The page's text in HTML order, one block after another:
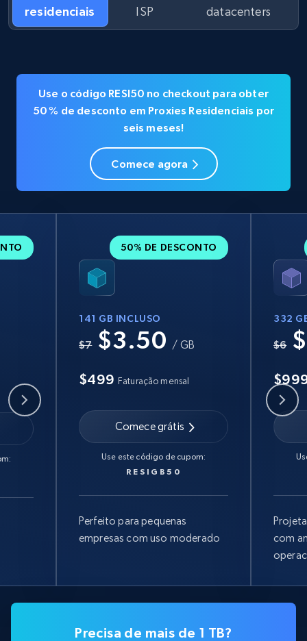
residenciais
ISP
datacenters
Use o código RESI50 no checkout para obter
50 % de desconto em Proxies Residenciais por
seis meses!
Comece agora
50% DE DESCONTO
141 GB INCLUSO
$7 $3.50 / GB
$499 Faturação mensal
Comece grátis
Use este código de cupom:
RESIGB50
Perfeito para pequenas
empresas com uso moderado
332
$6
com
Precisa de mais de 1 TB?